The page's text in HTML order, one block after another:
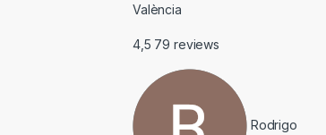
València
4,5 79 reviews
Rodrigo